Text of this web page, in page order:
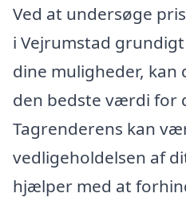
Ved at undersøge
i Vejrumstad
dine muligheder, kan
den bedste værdi for
Tagrenderens kan
vedligeholdelsen af
hjælper med at